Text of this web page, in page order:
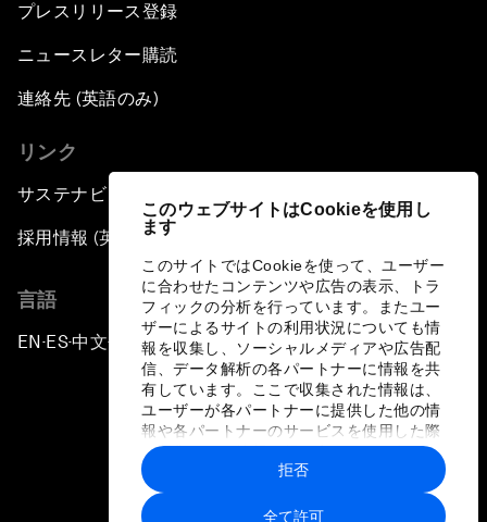
このウェブサイトはCookieを使用し
ます
このサイトではCookieを使って、ユーザー
に合わせたコンテンツや広告の表示、トラ
フィックの分析を行っています。またユー
ザーによるサイトの利用状況についても情
報を収集し、ソーシャルメディアや広告配
信、データ解析の各パートナーに情報を共
有しています。ここで収集された情報は、
ユーザーが各パートナーに提供した他の情
報や各パートナーのサービスを使用した際
に収集された情報と組み合わされ、各パー
トナーによって使用されることがありま
す。
全て許可
拒否
プレスリリース登録
ニュースレター購読
連絡先 (英語のみ)
リンク
サステナビリティへの取り組み
採用情報 (英語のみ)
言語
EN ▪ES▪中文▪ 日本語
プライバシーポリシーと利用規約